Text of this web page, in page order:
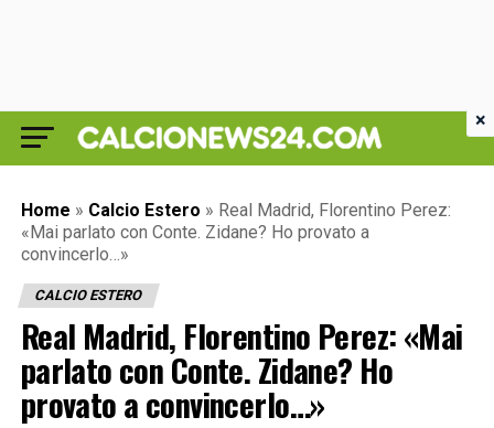
Home » Calcio Estero » Real Madrid, Florentino Perez:
«Mai parlato con Conte. Zidane? Ho provato a
convincerlo…»
CALCIO ESTERO
Real Madrid, Florentino Perez: «Mai
parlato con Conte. Zidane? Ho
provato a convincerlo…»
×